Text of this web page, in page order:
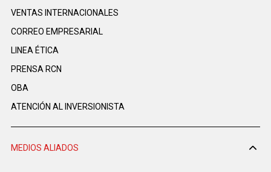
VENTAS INTERNACIONALES
CORREO EMPRESARIAL
LINEA ÉTICA
PRENSA RCN
OBA
ATENCIÓN AL INVERSIONISTA
MEDIOS ALIADOS